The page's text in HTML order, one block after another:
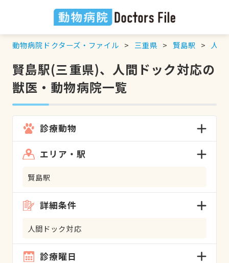
動物病院ドクターズ・ファイル 三重県 賢島駅 人
賢島駅(三重県)、人間ドック対応の
獣医・動物病院一覧
診療動物
エリア・駅
賢島駅
詳細条件
人間ドック対応
診療曜日